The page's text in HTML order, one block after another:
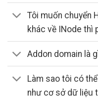
Tôi muốn chuyển
khác về INode thì
Addon domain là
Làm sao tôi có
như cơ sở dữ liệu